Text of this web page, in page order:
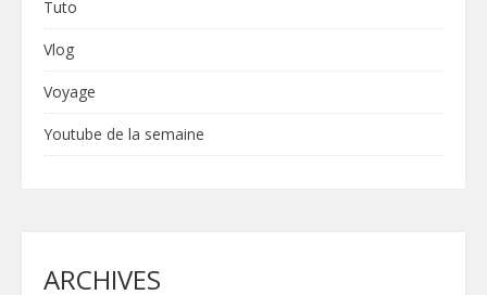
Tuto
Vlog
Voyage
Youtube de la semaine
ARCHIVES